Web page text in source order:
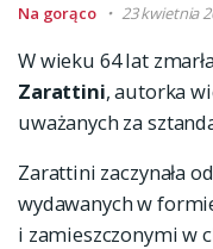
Na gorąco 23 kwietnia
W wieku 64 lat
Zarattini, autorka
uważanych za
Zarattini zaczynała
wydawanych w
i zamieszczonymi w